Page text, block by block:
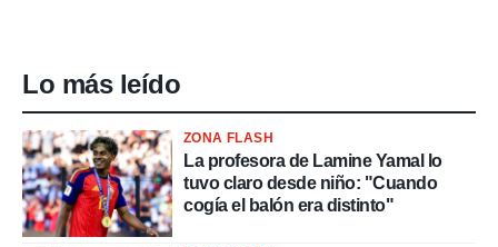
Lo más leído
ZONA FLASH
La profesora de Lamine Yamal lo
tuvo claro desde niño: "Cuando
cogía el balón era distinto"